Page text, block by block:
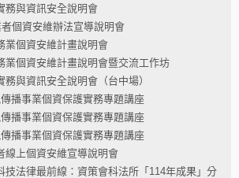
務與資訊安全說明會
個資安維辦法宣導說明會
業個資安維計畫說明會
業個資安維計畫說明會暨交流工作坊
與資訊安全說明會（台中場）
傳播事業個資保護實務專題講座
傳播事業個資保護實務專題講座
傳播事業個資保護實務專題講座
線上個資安維宣導說明會
技法律最前線：資策會科法所「114年成果」分